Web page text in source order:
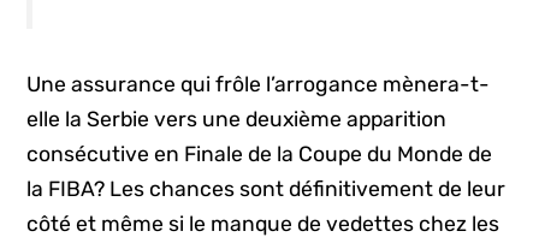
Une assurance qui frôle l’arrogance mènera-t-
elle la Serbie vers une deuxième apparition
consécutive en Finale de la Coupe du Monde de
la FIBA? Les chances sont définitivement de leur
côté et même si le manque de vedettes chez les